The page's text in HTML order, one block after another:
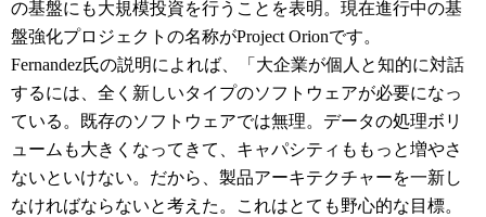
の基盤にも大規模投資を行うことを表明。現在進行中の基
盤強化プロジェクトの名称がProject Orionです。
Fernandez氏の説明によれば、「大企業が個人と知的に対話
するには、全く新しいタイプのソフトウェアが必要になっ
ている。既存のソフトウェアでは無理。データの処理ボリ
ュームも大きくなってきて、キャパシティももっと増やさ
ないといけない。だから、製品アーキテクチャーを一新し
なければならないと考えた。これはとても野心的な目標。